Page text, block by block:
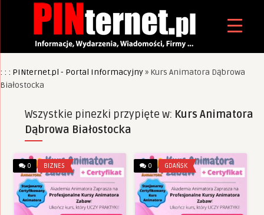
: : : PINternet.pl - Portal Informacyjny» Kurs Animatora Dąbrowa
Białostocka
Wszystkie pinezki przypięte w: Kurs Animatora
Dąbrowa Białostocka
0 BIZNES 0 GDAŃSK